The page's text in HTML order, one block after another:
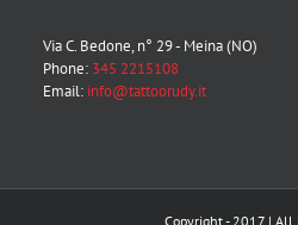
Via C. Bedone, n° 29 - Meina (NO)
Phone: 345 2215108
Email: info@tattoorudy.it
Copyright - 2017 | All